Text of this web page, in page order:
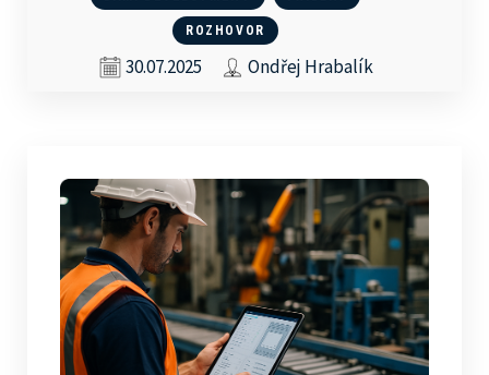
ROZHOVOR
30.07.2025 Ondřej Hrabalík